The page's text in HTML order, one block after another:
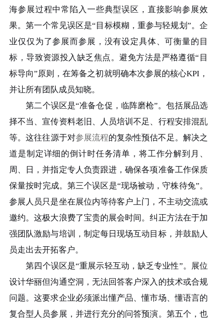
海参展过程中常陷入一些典型误区，直接影响参展效
果。第一个常见误区是“目标模糊，重参与轻规划”。企
业仅仅为了参展而参展，没有设定具体、可衡量的目
标，导致资源投入缺乏焦点。避免方法是严格遵循“目
标导向”原则，在筹备之初就明确本次参展的核心KPI，
并让所有团队成员知晓。
第二个误区是“准备仓促，临阵磨枪”。包括展品选
择不当、宣传资料老旧、人员培训不足、行程安排混乱
等。这往往源于对参展流程的复杂性预估不足。解决之
道是制定详细的倒计时任务清单，将工作分解到月、
周、日，并指定专人负责跟进，确保各项准备工作保质
保量按时完成。第三个误区是“现场被动，守株待兔”。
参展人员只是坐在展位内等待客户上门，不主动交流或
邀约。这极大浪费了宝贵的展会时间。纠正方法在于加
强团队激励与培训，制定每日现场互动目标，并鼓励人
员走出去开拓客户。
第四个误区是“重展示轻互动，缺乏专业性”。展位
设计华丽但沟通空洞，无法回答客户深入的技术或合规
问题。这要求企业必须派出懂产品、懂市场、懂语言的
复合型人员参展，并进行充分的问答预演。第五个，也